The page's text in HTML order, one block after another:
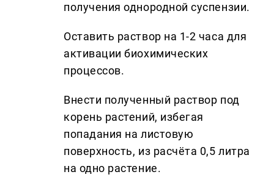
получения однородной суспензии.
Оставить раствор на 1-2 часа для
активации биохимических
процессов.
Внести полученный раствор под
корень растений, избегая
попадания на листовую
поверхность, из расчёта 0,5 литра
на одно растение.